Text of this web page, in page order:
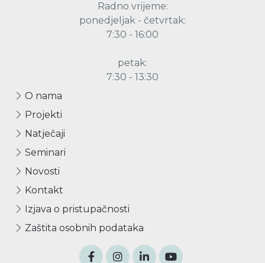
Radno vrijeme:
ponedjeljak - četvrtak:
7:30 - 16:00
petak:
7:30 - 13:30
O nama
Projekti
Natječaji
Seminari
Novosti
Kontakt
Izjava o pristupačnosti
Zaštita osobnih podataka